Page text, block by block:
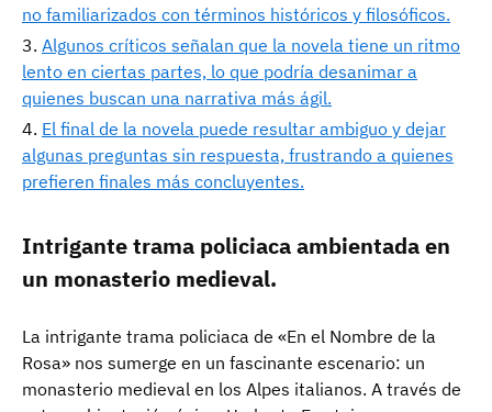
no familiarizados con términos históricos y filosóficos.
Algunos críticos señalan que la novela tiene un ritmo
lento en ciertas partes, lo que podría desanimar a
quienes buscan una narrativa más ágil.
El final de la novela puede resultar ambiguo y dejar
algunas preguntas sin respuesta, frustrando a quienes
prefieren finales más concluyentes.
Intrigante trama policiaca ambientada en
un monasterio medieval.
La intrigante trama policiaca de «En el Nombre de la
Rosa» nos sumerge en un fascinante escenario: un
monasterio medieval en los Alpes italianos. A través de